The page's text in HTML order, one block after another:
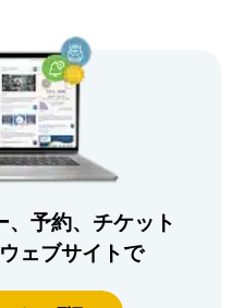
、予約、チケット
ェブサイトで